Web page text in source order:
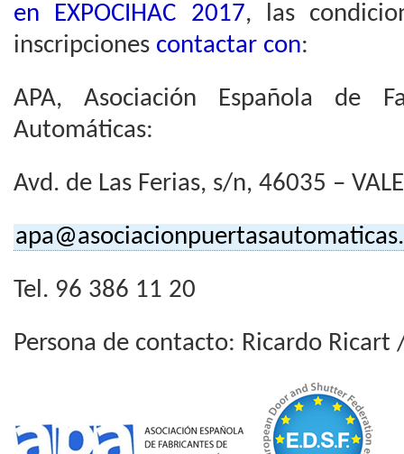
en EXPOCIHAC 2017, las
inscripciones contactar con:
APA, Asociación Española de
Automáticas:
Avd. de Las Ferias, s/n, 46035 –
Tel. 96 386 11 20
Persona de contacto: Ricardo Ricart